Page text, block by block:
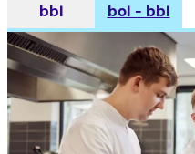
bbl bol - bbl